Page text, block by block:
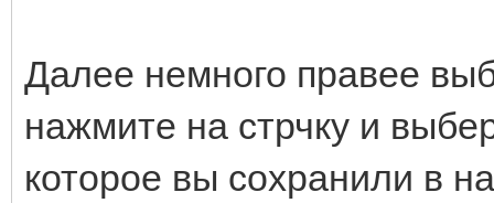
Далее немного правее
нажмите на стрчку и
которое вы сохранили в